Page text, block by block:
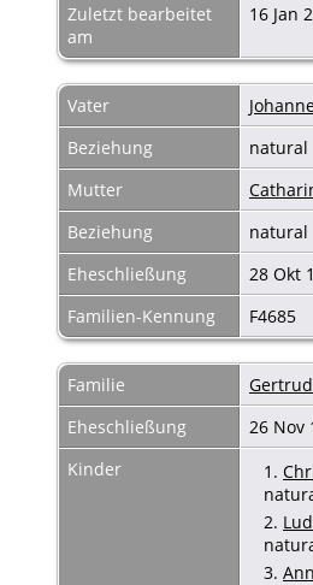
Zuletzt bearbeitet
am
16 Jan
Vater
Beziehung
natural
Mutter
Beziehung
natural
Eheschließung
28 Okt
Familien-Kennung
F4685
Familie
Eheschließung
26 Nov
Kinder
1.
2.
3.